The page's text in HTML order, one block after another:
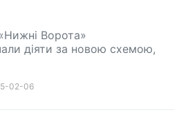
Ворота»
діяти за новою схемою,
02-06